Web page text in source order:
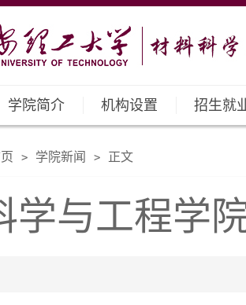
学院简介 机构设置 招生就
> 学院新闻 > 正文
学与工程学